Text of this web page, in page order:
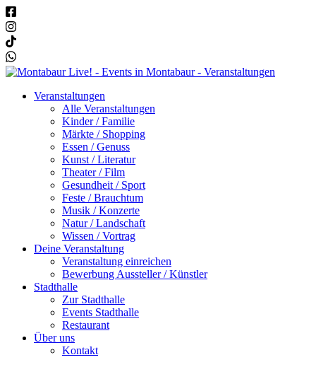
Veranstaltungen
Alle Veranstaltungen
Kinder / Familie
Märkte / Shopping
Essen / Genuss
Kunst / Literatur
Theater / Film
Gesundheit / Sport
Feste / Brauchtum
Musik / Konzerte
Natur / Landschaft
Wissen / Vortrag
Deine Veranstaltung
Veranstaltung einreichen
Bewerbung Aussteller / Künstler
Stadthalle
Zur Stadthalle
Events Stadthalle
Restaurant
Über uns
Kontakt